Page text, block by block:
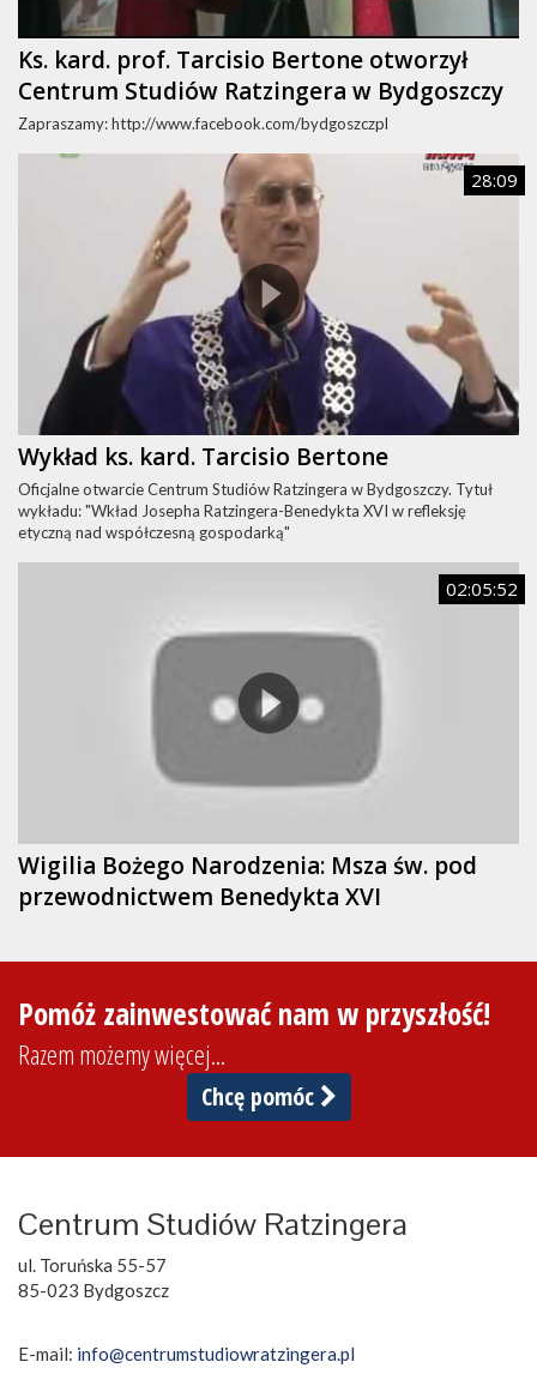
Ks. kard. prof. Tarcisio Bertone otworzył
Centrum Studiów Ratzingera w Bydgoszczy
Zapraszamy: http://www.facebook.com/bydgoszczpl
28:09
Wykład ks. kard. Tarcisio Bertone
Oficjalne otwarcie Centrum Studiów Ratzingera w Bydgoszczy. Tytuł
wykładu: "Wkład Josepha Ratzingera-Benedykta XVI w refleksję
etyczną nad współczesną gospodarką"
02:05:52
Wigilia Bożego Narodzenia: Msza św. pod
przewodnictwem Benedykta XVI
Pomóż zainwestować nam w przyszłość!
Razem możemy więcej...
Chcę pomóc
Centrum Studiów Ratzingera
ul. Toruńska 55-57
85-023 Bydgoszcz
E-mail: info@centrumstudiowratzingera.pl